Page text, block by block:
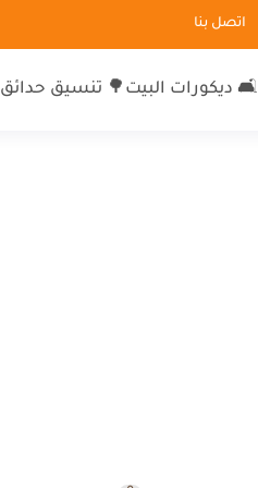
اتصل بنا
🛋 ديكورات البيت 🌳 تنسيق حدائق